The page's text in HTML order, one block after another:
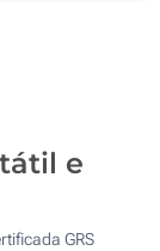
e
GRS